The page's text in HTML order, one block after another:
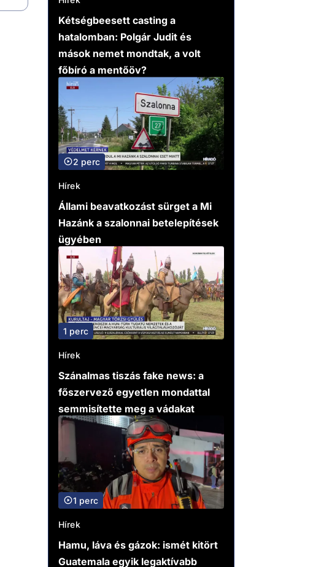
Kétségbeesett casting a
hatalomban: Polgár Judit és
mások nemet mondtak, a volt
főbíró a mentőöv?
2 perc
Hírek
Állami beavatkozást sürget a Mi
Hazánk a szalonnai betelepítések
ügyében
1 perc
Hírek
Szánalmas tiszás fake news: a
főszervező egyetlen mondattal
semmisítette meg a vádakat
1 perc
Hírek
Hamu, láva és gázok: ismét kitört
Guatemala egyik legaktívabb